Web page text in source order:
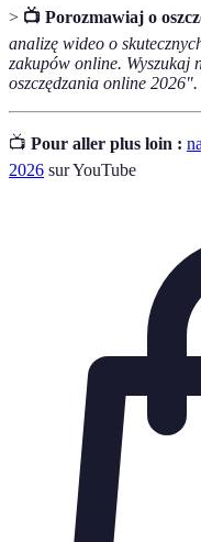
> 📺 Porozmawiaj o
analizę wideo o
zakupów online. Wyszukaj
oszczędzania online 2026".
📺 Pour aller plus loin :
2026 sur YouTube